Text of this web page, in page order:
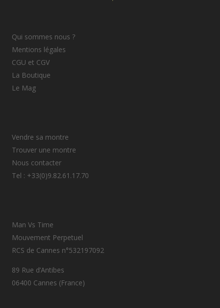
Qui sommes nous ?
Mentions légales
CGU et CGV
La Boutique
Le Mag
Vendre sa montre
Trouver une montre
Nous contacter
Tel : +33(0)9.82.61.17.70
Man Vs Time
Mouvement Perpetuel
RCS de Cannes n°532197092
89 Rue d’Antibes
06400 Cannes (France)